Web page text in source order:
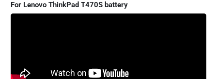
For Lenovo ThinkPad T470S battery